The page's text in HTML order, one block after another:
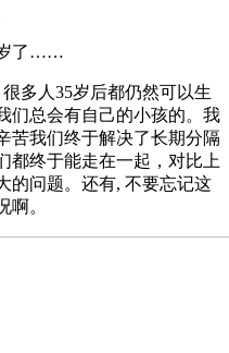
岁了……
多人35岁后都仍然可以生
们总会有自己的小孩的。我
苦我们终于解决了长期分隔
都终于能走在一起，对比上
的问题。还有, 不要忘记这
啊。